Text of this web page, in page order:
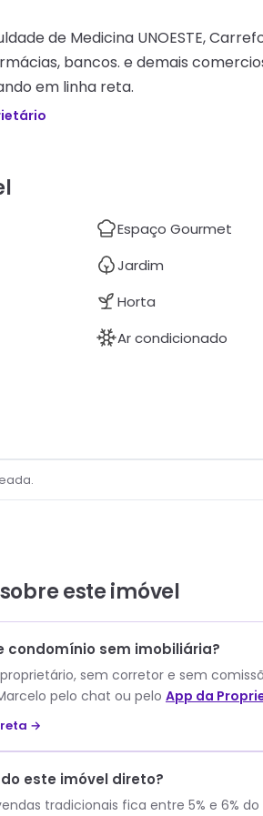
de Medicina UNOESTE,
bancos. e demais
em linha reta.
Espaço Gourmet
Jardim
Horta
Ar condicionado
.
esteimóvel
condomínio sem imobiliária?
sem corretor e sem
pelo chat ou pelo App da
→
este imóvel direto?
tradicionais fica entre 5% e 6% do